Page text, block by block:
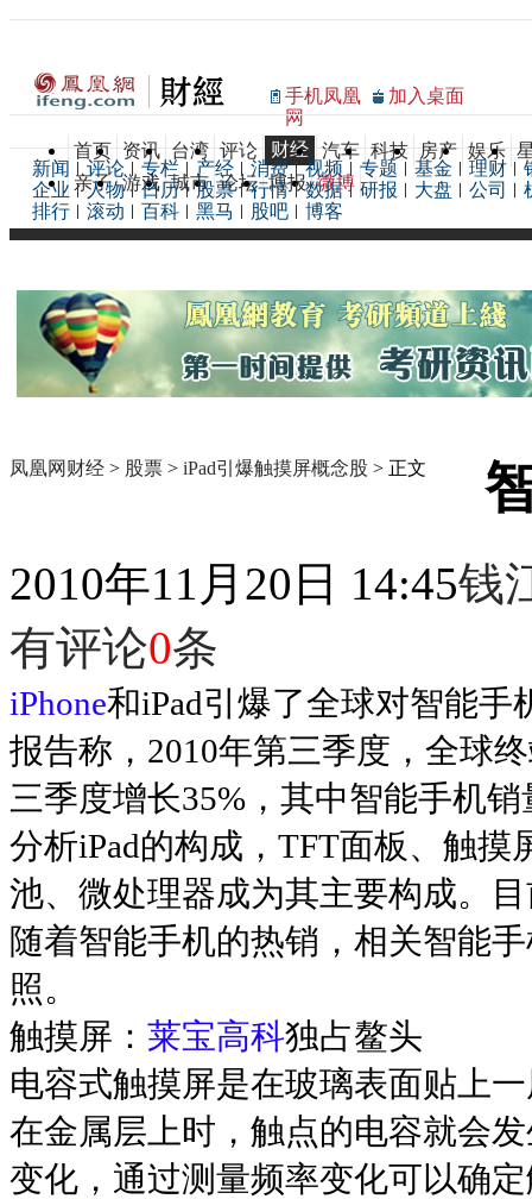
手机凤凰
网
加入桌面
首页 资讯 台湾 评论 财经 汽车 科技 房产 娱乐
亲子 游戏 城市 论坛 博报 微博
新闻 评论 专栏 产经 消费 视频 专题 基金 理财
企业
人物 日历 股票 行情 数据 研报 大盘 公司
排行
滚动 百科 黑马 股吧 博客
凤凰网财经 > 股票 > iPad引爆触摸屏概念股 > 正文
2010年11月20日 14:45钱
有评论0条
iPhone和iPad引爆了全球对智能手
报告称，2010年第三季度，全球
三季度增长35%，其中智能手机
分析iPad的构成，TFT面板、触
池、微处理器成为其主要构成。
随着智能手机的热销，相关智能
照。
触摸屏： 莱宝高科独占鳌头
电容式触摸屏是在玻璃表面贴上
在金属层上时，触点的电容就会
变化，通过测量频率变化可以确